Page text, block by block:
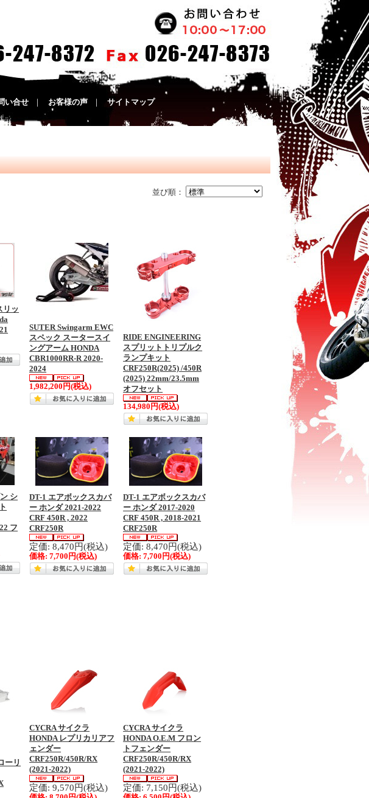
い合せ お客様の声 サイトマップ
並び順：
リッ
SUTER Swingarm EWC
スペック スータースイ
ングアーム HONDA
CBR1000RR-R 2020-
2024
1,982,200円(税込)
RIDE ENGINEERING
スプリットトリプルク
ランプキット
CRF250R(2025) /450R
(2025) 22mm/23.5mm
オフセット
134,980円(税込)
シ
フ
DT-1 エアボックスカバ
ー ホンダ 2021-2022
CRF 450R , 2022
CRF250R
定価: 8,470円(税込)
価格:7,700円(税込)
DT-1 エアボックスカバ
ー ホンダ 2017-2020
CRF 450R , 2018-2021
CRF250R
定価: 8,470円(税込)
価格:7,700円(税込)
ーリ
CYCRA サイクラ
HONDA レプリカリアフ
ェンダー
CRF250R/450R/RX
(2021-2022)
定価: 9,570円(税込)
CYCRA サイクラ
HONDA O.E.M フロン
トフェンダー
CRF250R/450R/RX
(2021-2022)
定価: 7,150円(税込)